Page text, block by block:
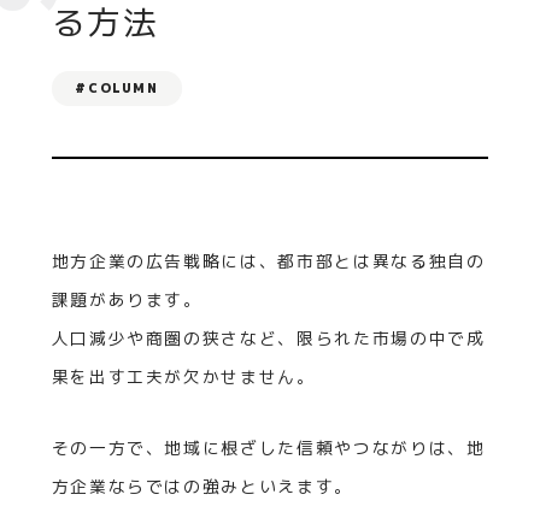
る方法
#COLUMN
地方企業の広告戦略には、都市部とは異なる独自の
課題があります。
人口減少や商圏の狭さなど、限られた市場の中で成
果を出す工夫が欠かせません。
その一方で、地域に根ざした信頼やつながりは、地
方企業ならではの強みといえます。